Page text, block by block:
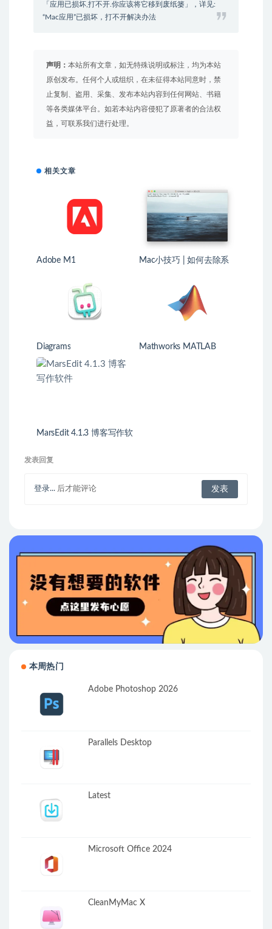
「应用已损坏,打不开.你应该将它移到废纸篓」，详见:
“Mac应用”已损坏，打不开解决办法
声明： 本站所有文章，如无特殊说明或标注，均为本站
原创发布。任何个人或组织，在未征得本站同意时，禁
止复制、盗用、采集、发布本站内容到任何网站、书籍
等各类媒体平台。如若本站内容侵犯了原著者的合法权
益，可联系我们进行处理。
相关文章
Adobe M1
Mac小技巧 | 如何去除系
Diagrams Mathworks MATLAB
MarsEdit 4.1.3 博客写作软
发表回复
登录... 后才能评论
本周热门
Adobe Photoshop 2026
Parallels Desktop
Latest
Microsoft Office 2024
CleanMyMac X